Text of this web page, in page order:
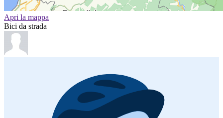
Apri la mappa
Bici da strada